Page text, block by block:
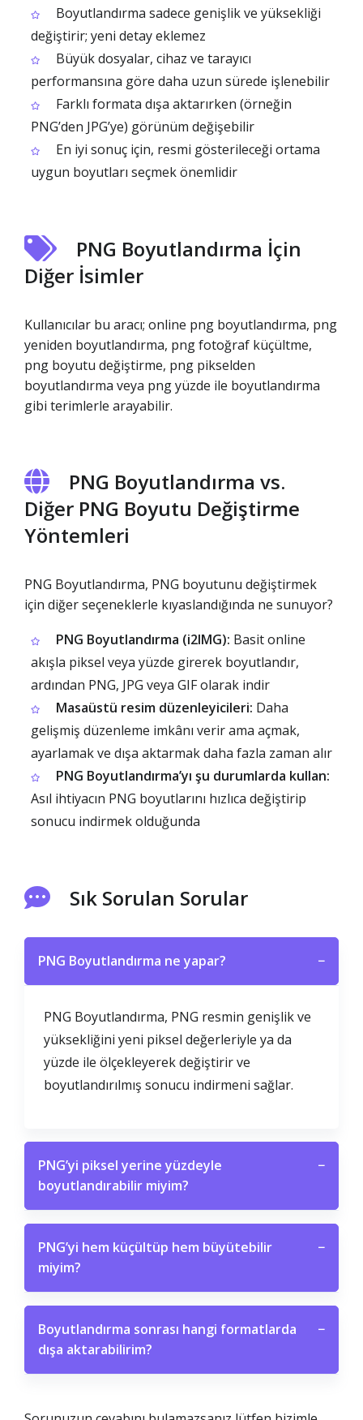
Boyutlandırma sadece genişlik ve yüksekliği
değiştirir; yeni detay eklemez
Büyük dosyalar, cihaz ve tarayıcı
performansına göre daha uzun sürede işlenebilir
Farklı formata dışa aktarırken (örneğin
PNG’den JPG’ye) görünüm değişebilir
En iyi sonuç için, resmi gösterileceği ortama
uygun boyutları seçmek önemlidir
PNG Boyutlandırma İçin
Diğer İsimler
Kullanıcılar bu aracı; online png boyutlandırma, png
yeniden boyutlandırma, png fotoğraf küçültme,
png boyutu değiştirme, png pikselden
boyutlandırma veya png yüzde ile boyutlandırma
gibi terimlerle arayabilir.
PNG Boyutlandırma vs.
Diğer PNG Boyutu Değiştirme
Yöntemleri
PNG Boyutlandırma, PNG boyutunu değiştirmek
için diğer seçeneklerle kıyaslandığında ne sunuyor?
PNG Boyutlandırma (i2IMG): Basit online
akışla piksel veya yüzde girerek boyutlandır,
ardından PNG, JPG veya GIF olarak indir
Masaüstü resim düzenleyicileri: Daha
gelişmiş düzenleme imkânı verir ama açmak,
ayarlamak ve dışa aktarmak daha fazla zaman alır
PNG Boyutlandırma’yı şu durumlarda kullan:
Asıl ihtiyacın PNG boyutlarını hızlıca değiştirip
sonucu indirmek olduğunda
Sık Sorulan Sorular
PNG Boyutlandırma ne yapar? −
PNG Boyutlandırma, PNG resmin genişlik ve
yüksekliğini yeni piksel değerleriyle ya da
yüzde ile ölçekleyerek değiştirir ve
boyutlandırılmış sonucu indirmeni sağlar.
PNG’yi piksel yerine yüzdeyle
boyutlandırabilir miyim?
−
PNG’yi hem küçültüp hem büyütebilir
miyim?
−
Boyutlandırma sonrası hangi formatlarda
dışa aktarabilirim?
−